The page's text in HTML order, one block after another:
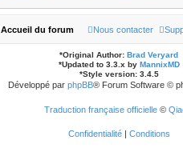
Accueil du forum Nous contacter
*Original Author: Brad Veryard
*Updated to 3.3.x by MannixMD
*Style version: 3.4.5
Développé par phpBB® Forum Software ©
Traduction française officielle©
Confidentialité | Conditions